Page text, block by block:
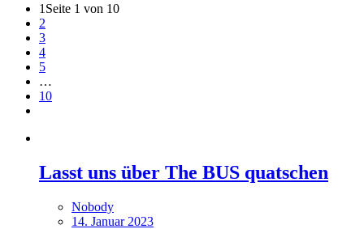
1 Seite 1 von 10
2
3
4
5
…
10
Lasst uns über The BUS quatschen
Nobody
14. Januar 2023